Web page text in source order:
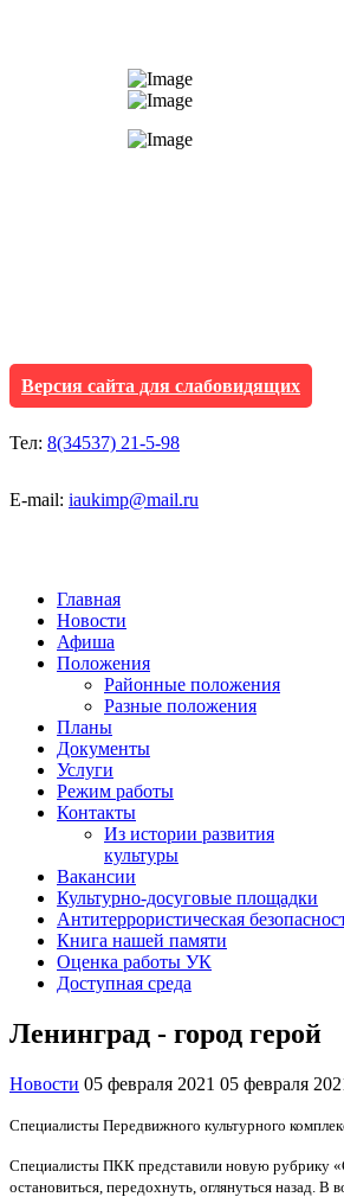
Версия сайта для слабовидящих
Тел: 8(34537) 21-5-98
E-mail: iaukimp@mail.ru
Главная
Новости
Афиша
Положения
Районные положения
Разные положения
Планы
Документы
Услуги
Режим работы
Контакты
Из истории развития
культуры
Вакансии
Культурно-досуговые площадки
Антитеррористическая
Книга нашей памяти
Оценка работы УК
Доступная среда
Ленинград - город герой
Новости 05 февраля 2021 05 февраля
Специалисты Передвижного культурного
Специалисты ПКК представили новую рубрику
остановиться, передохнуть, оглянуться назад.